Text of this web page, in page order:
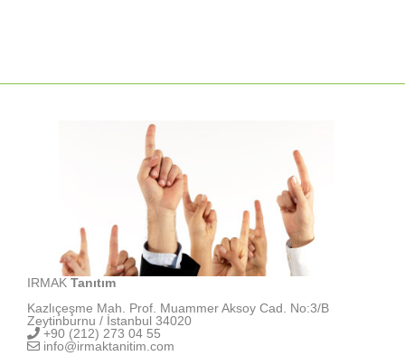
IRMAK Tanıtım
Kazlıçeşme Mah. Prof. Muammer Aksoy Cad. No:3/B
Zeytinburnu / İstanbul 34020
+90 (212) 273 04 55
info@irmaktanitim.com